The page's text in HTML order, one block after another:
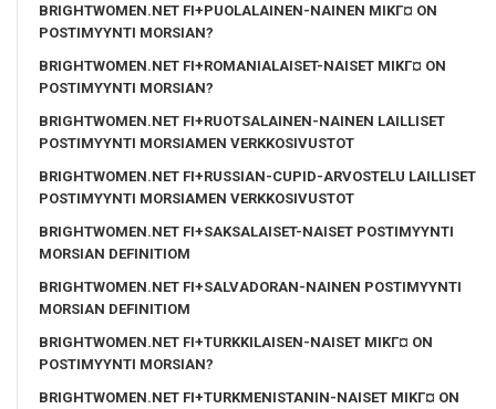
BRIGHTWOMEN.NET FI+PUOLALAINEN-NAINEN MIKГ¤ ON
POSTIMYYNTI MORSIAN?
BRIGHTWOMEN.NET FI+ROMANIALAISET-NAISET MIKГ¤ ON
POSTIMYYNTI MORSIAN?
BRIGHTWOMEN.NET FI+RUOTSALAINEN-NAINEN LAILLISET
POSTIMYYNTI MORSIAMEN VERKKOSIVUSTOT
BRIGHTWOMEN.NET FI+RUSSIAN-CUPID-ARVOSTELU LAILLISET
POSTIMYYNTI MORSIAMEN VERKKOSIVUSTOT
BRIGHTWOMEN.NET FI+SAKSALAISET-NAISET POSTIMYYNTI
MORSIAN DEFINITIOM
BRIGHTWOMEN.NET FI+SALVADORAN-NAINEN POSTIMYYNTI
MORSIAN DEFINITIOM
BRIGHTWOMEN.NET FI+TURKKILAISEN-NAISET MIKГ¤ ON
POSTIMYYNTI MORSIAN?
BRIGHTWOMEN.NET FI+TURKMENISTANIN-NAISET MIKГ¤ ON